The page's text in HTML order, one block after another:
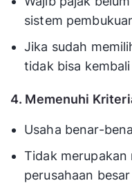
sistem
Jika sudah
tidak bisa
4. Memenuhi
Usaha benar-
Tidak
perusahaan besar